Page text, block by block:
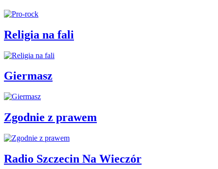
Religia na fali
Giermasz
Zgodnie z prawem
Radio Szczecin Na Wieczór